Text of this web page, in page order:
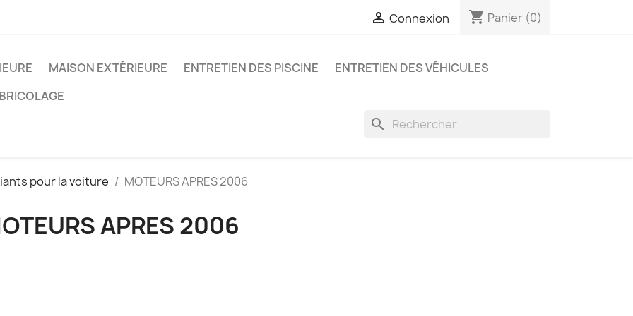
 Connexion shopping_cart Panier (0)
MAISON EXTÉRIEURE ENTRETIEN DES PISCINE
ENTRETIEN DES VÉHICULES
search
pour la voiture MOTEURS APRES 2006
APRES 2006